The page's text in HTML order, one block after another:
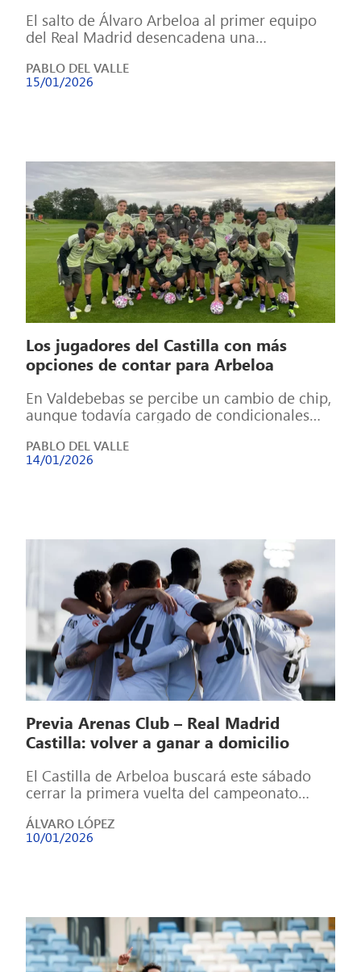
El salto de Álvaro Arbeloa al primer equipo
del Real Madrid desencadena una
Valdebebas […]
PABLO DEL VALLE
15/01/2026
Los jugadores del Castilla con más
opciones de contar para Arbeloa
En Valdebebas se percibe un cambio de chip,
aunque todavía cargado de condicionales
[…]
PABLO DEL VALLE
14/01/2026
Previa Arenas Club – Real Madrid
Castilla: volver a ganar a domicilio
El Castilla de Arbeloa buscará este sábado
cerrar la primera vuelta del campeonato
ÁLVARO LÓPEZ
10/01/2026